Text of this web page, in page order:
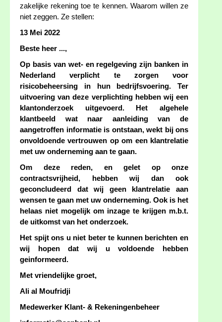
zakelijke rekening toe te kennen. Waarom willen ze
niet zeggen. Ze stellen:
13 Mei 2022
Beste heer ...,
Op basis van wet- en regelgeving zijn banken in
Nederland verplicht te zorgen voor
risicobeheersing in hun bedrijfsvoering. Ter
uitvoering van deze verplichting hebben wij een
klantonderzoek uitgevoerd. Het algehele
klantbeeld wat naar aanleiding van de
aangetroffen informatie is ontstaan, wekt bij ons
onvoldoende vertrouwen op om een klantrelatie
met uw onderneming aan te gaan.
Om deze reden, en gelet op onze
contractsvrijheid, hebben wij dan ook
geconcludeerd dat wij geen klantrelatie aan
wensen te gaan met uw onderneming. Ook is het
helaas niet mogelijk om inzage te krijgen m.b.t.
de uitkomst van het onderzoek.
Het spijt ons u niet beter te kunnen berichten en
wij hopen dat wij u voldoende hebben
geinformeerd.
Met vriendelijke groet,
Ali al Moufridji
Medewerker Klant- & Rekeningenbeheer